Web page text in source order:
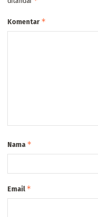
Komentar *
Nama *
Email*